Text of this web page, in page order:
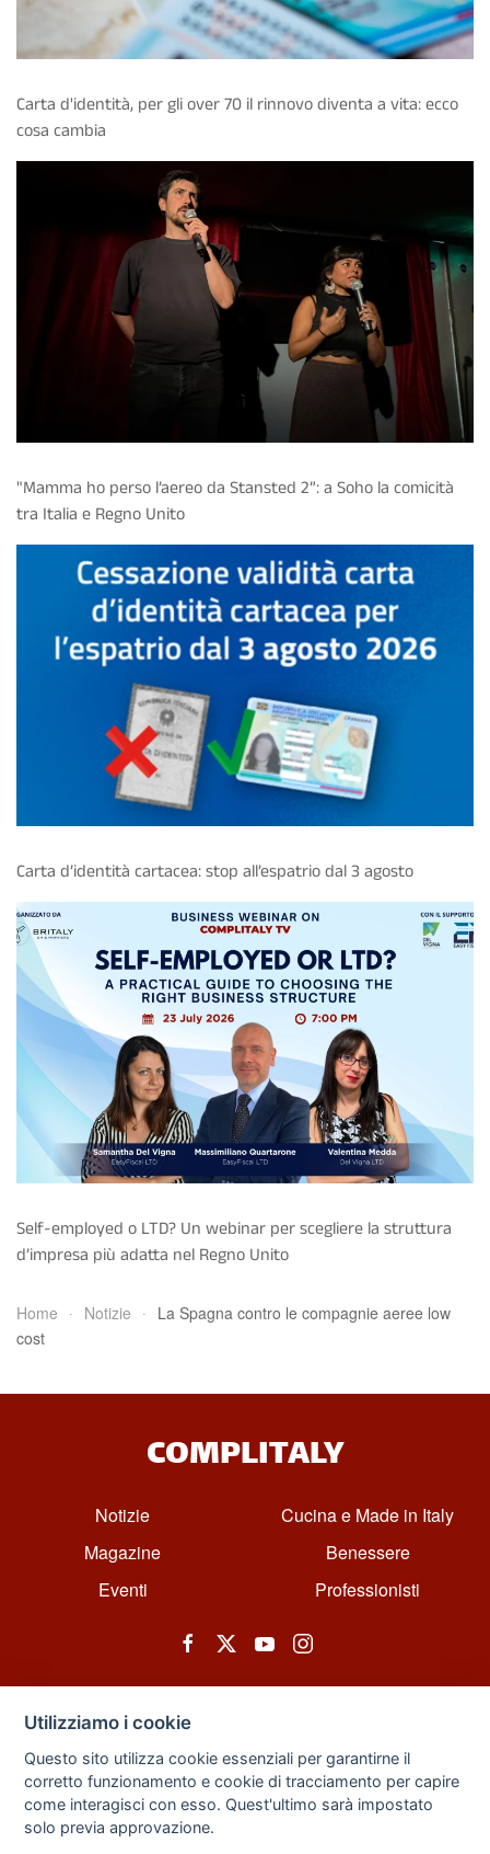
Carta d'identità, per gli over 70 il rinnovo diventa a vita: ecco
cosa cambia
"Mamma ho perso l’aereo da Stansted 2”: a Soho la comicità
tra Italia e Regno Unito
Carta d’identità cartacea: stop all’espatrio dal 3 agosto
Self-employed o LTD? Un webinar per scegliere la struttura
d’impresa più adatta nel Regno Unito
Home Notizie
La Spagna contro le compagnie aeree low
cost
COMPLITALY
Notizie
Magazine
Eventi
Cucina e Made in Italy
Benessere
Professionisti
© All rights reserved. Powered by Zarix Solution LTD, Forest House
Business Centre, 8 Gainsborough Road, London, England, E11 1HT.
Utilizziamo i cookie
Questo sito utilizza cookie essenziali per garantirne il
corretto funzionamento e cookie di tracciamento per capire
come interagisci con esso. Quest'ultimo sarà impostato
solo previa approvazione.